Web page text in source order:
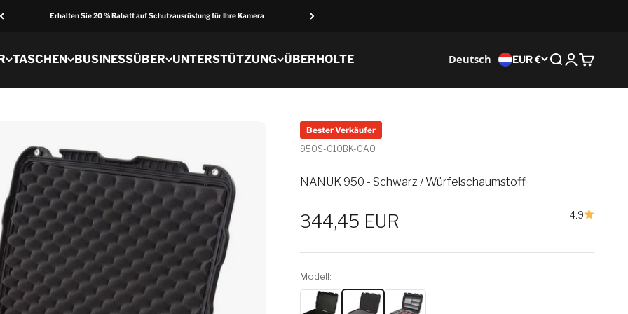
Erhalten Sie 20 % Rabatt auf Schutzausrüstung für Ihre Kamera
TASCHEN BUSINESSÜBER UNTERSTÜTZUNG ÜBERHOLTE Deutsch EUR € SucheAnmeldung
Wagen
Bester Verkäufer
950S-010BK-0A0
NANUK 950 - Schwarz / Würfelschaumstoff
4.9
Verkaufspreis
344,45 EUR
Modell: